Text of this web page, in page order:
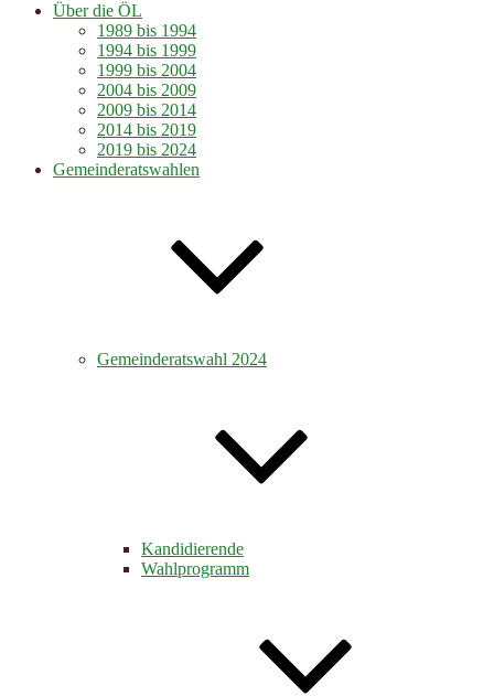
Über die ÖL
1989 bis 1994
1994 bis 1999
1999 bis 2004
2004 bis 2009
2009 bis 2014
2014 bis 2019
2019 bis 2024
Gemeinderatswahlen
Gemeinderatswahl 2024
Kandidierende
Wahlprogramm